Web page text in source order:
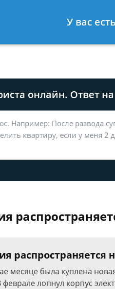
8 812 509-27-47
онлайн. Ответ
распространяется
месяце была куплена
лопнул корпус
У вас